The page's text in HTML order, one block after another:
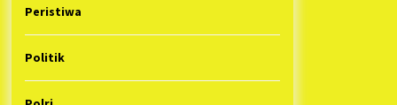
Peristiwa
Politik